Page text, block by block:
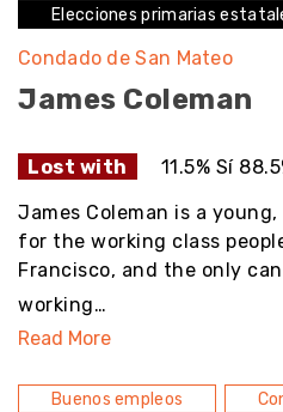
Elecciones primarias
Condado de San Mateo
James Coleman
Lost with 11.5% Sí
James Coleman is a
for the working class
Francisco, and the only
working…
Read More
Buenos empleos